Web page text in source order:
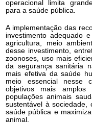
operacional limita
para a saúde pública.
A implementação das
investimento adequado
agricultura, meio
desse investimento,
zoonoses, uso mais
da segurança sanitária
mais efetiva da saúde
meio essencial nesse
objetivos mais amplos
populações animais
sustentável à sociedade,
saúde pública e
animal.